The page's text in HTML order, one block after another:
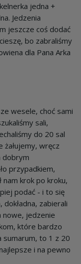
jedna +
Jedzenia
jeszcze coś dodać
bo zabraliśmy
dla Pana Arka
wesele, choć sami
sali,
do 20 sal
żałujemy, wręcz
dobrym
przypadkiem,
nam krok po kroku,
podać - i to się
zabierali
nowe, jedzenie
które bardzo
sumarum, to 1 z 20
i na pewno